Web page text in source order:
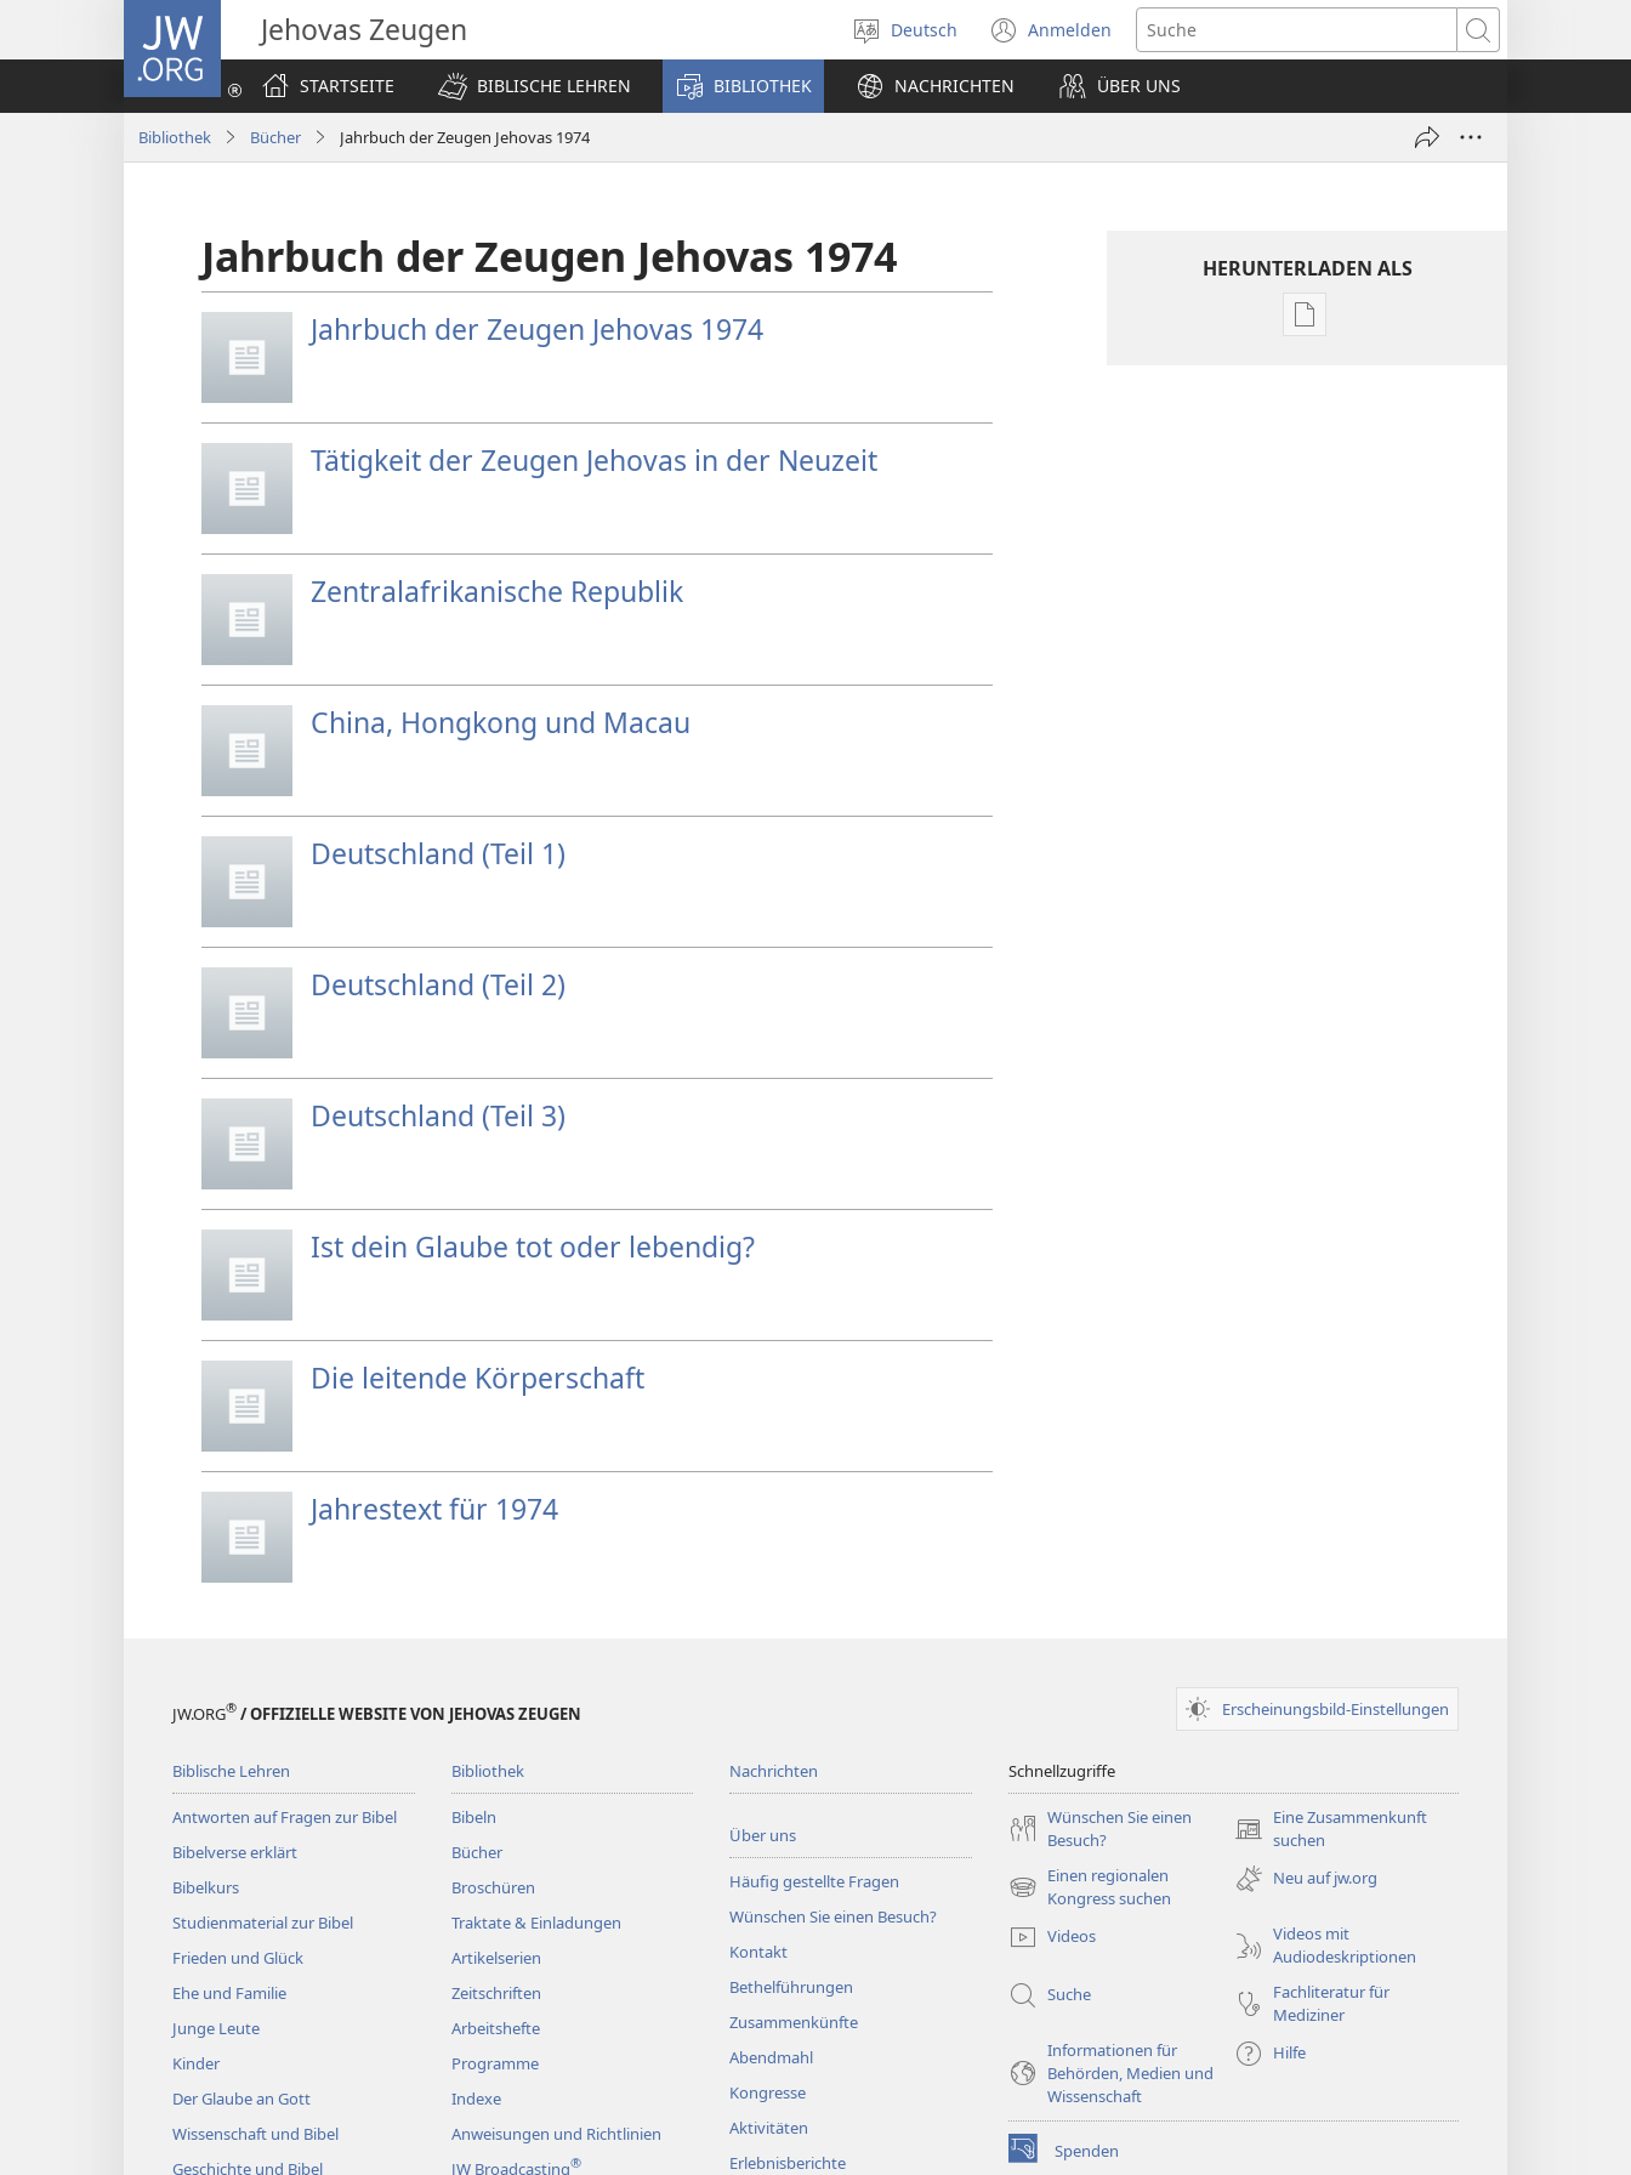
JW.ORG Jehovas Zeugen
Sprache
auswählen
Deutsch Anmelden
(öffnet
neues
Fenster)
Suche
STARTSEITE
BIBLISCHE LEHREN BIBLIOTHEK NACHRICHTEN ÜBER UNS
Bibliothek Bücher Jahrbuch der Zeugen Jehovas 1974
Jahrbuch der Zeugen Jehovas 1974
Jahrbuch der Zeugen Jehovas 1974
Tätigkeit der Zeugen Jehovas in der Neuzeit
Zentralafrikanische Republik
China, Hongkong und Macau
Deutschland (Teil 1)
Deutschland (Teil 2)
Deutschland (Teil 3)
Ist dein Glaube tot oder lebendig?
Die leitende Körperschaft
Jahrestext für 1974
HERUNTERLADEN ALS
Downloadoptionen
JW.ORG® / OFFIZIELLE WEBSITE VON JEHOVAS ZEUGEN Erscheinungsbild-Einstellungen
Biblische Lehren
Antworten auf Fragen zur Bibel
Bibelverse erklärt
Bibelkurs
Studienmaterial zur Bibel
Frieden und Glück
Ehe und Familie
Junge Leute
Kinder
Der Glaube an Gott
Wissenschaft und Bibel
Geschichte und Bibel
Bibliothek
Bibeln
Bücher
Broschüren
Traktate & Einladungen
Artikelserien
Zeitschriften
Arbeitshefte
Programme
Indexe
Anweisungen und Richtlinien
JW Broadcasting®
Nachrichten
Über uns
Häufig gestellte Fragen
Wünschen Sie einen Besuch?
Kontakt
Bethelführungen
Zusammenkünfte
Abendmahl
Kongresse
Aktivitäten
Erlebnisberichte
Schnellzugriffe
Wünschen Sie einen
Besuch?
Eine Zusammenkunft
suchen
(öffnet
neues
Fenster)
Einen regionalen
Kongress suchen
(öffnet
Fenster)
Neu auf jw.org
Videos
Videos mit
Audiodeskriptionen
Suche
Fachliteratur für
Mediziner
Informationen für
Behörden, Medien und
Wissenschaft
Hilfe
Spenden
(öffnet